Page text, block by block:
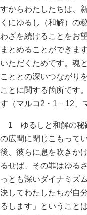
すからわたしたちは、
くにゆるし（和解）の
わざを続けることをお
まとめることができま
いただくためです。魂
こととの深いつながり
ことに関する箇所です
す（マルコ2・1－12、
1 ゆるしと和解の秘
の広間に閉じこもって
後、彼らに息を吹きか
るせば、その罪はゆる
っとも深いダイナミズ
決してわたしたちが自
るします」ということ